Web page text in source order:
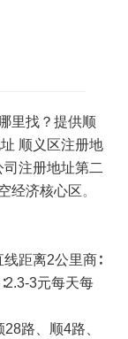
里找？提供顺
顺义区注册地
注册地址第二
经济核心区。
线距离2公里商∶
2.3-3元每天每
28路、顺4路、